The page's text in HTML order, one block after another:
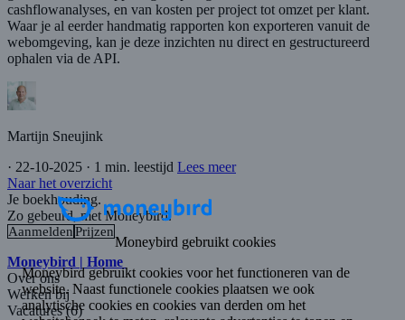
cashflowanalyses, en van kosten per project tot omzet per klant.
Waar je al eerder handmatig rapporten kon exporteren vanuit de
webomgeving, kan je deze inzichten nu direct en gestructureerd
ophalen via de API.
Martijn Sneujink
· 22-10-2025 · 1 min. leestijd Lees meer
Naar het overzicht